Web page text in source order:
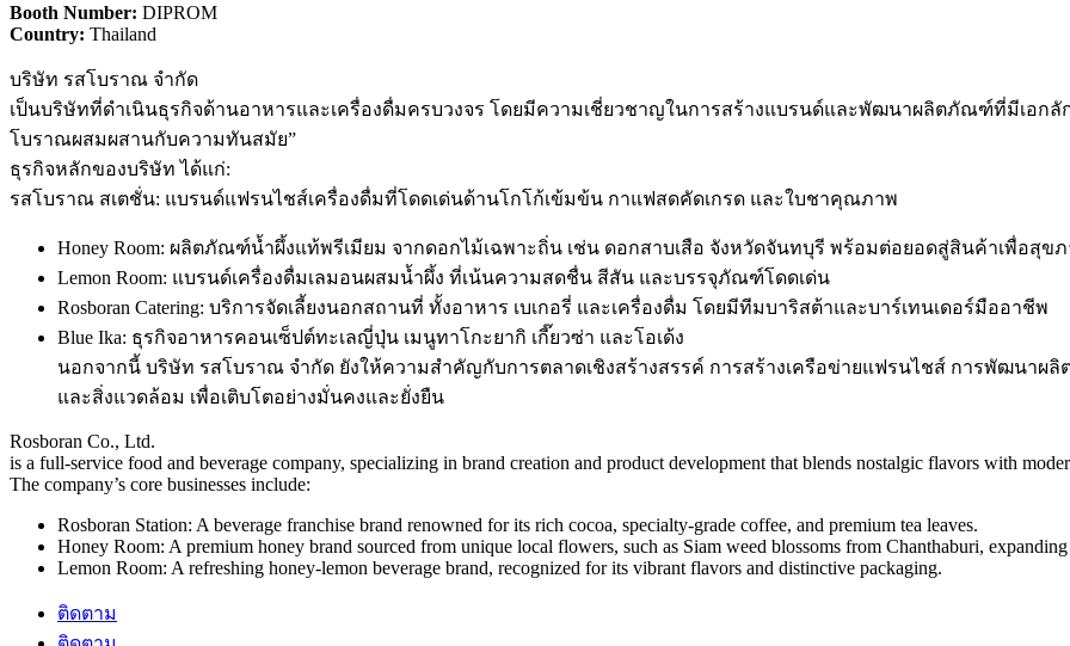
Booth Number: DIPROM
Country: Thailand
บริษัท รสโบราณ จำกัด
เป็นบริษัทที่ดำเนินธุรกิจด้านอาหารและเครื่องดื่มครบวงจร โดยมีความเชี่ยวชาญในการสร้างแบรนด์และพัฒนาผลิตภัณฑ์ที่มีเอก
โบราณผสมผสานกับความทันสมัย”
ธุรกิจหลักของบริษัท ได้แก่:
รสโบราณ สเตชั่น: แบรนด์แฟรนไชส์เครื่องดื่มที่โดดเด่นด้านโกโก้เข้มข้น กาแฟสดคัดเกรด และใบชาคุณภาพ
Honey Room: ผลิตภัณฑ์น้ำผึ้งแท้พรีเมียม จากดอกไม้เฉพาะถิ่น เช่น ดอกสาบเสือ จังหวัดจันทบุรี พร้อมต่อยอดสู่สินค้าเพื่อสุข
Lemon Room: แบรนด์เครื่องดื่มเลมอนผสมน้ำผึ้ง ที่เน้นความสดชื่น สีสัน และบรรจุภัณฑ์โดดเด่น
Rosboran Catering: บริการจัดเลี้ยงนอกสถานที่ ทั้งอาหาร เบเกอรี่ และเครื่องดื่ม โดยมีทีมบาริสต้าและบาร์เทนเดอร์มืออาชีพ
Blue Ika: ธุรกิจอาหารคอนเซ็ปต์ทะเลญี่ปุ่น เมนูทาโกะยากิ เกี๊ยวซ่า และโอเด้ง
นอกจากนี้ บริษัท รสโบราณ จำกัด ยังให้ความสำคัญกับการตลาดเชิงสร้างสรรค์ การสร้างเครือข่ายแฟรนไชส์ การพัฒนา
และสิ่งแวดล้อม เพื่อเติบโตอย่างมั่นคงและยั่งยืน
Rosboran Co., Ltd.
is a full-service food and beverage company, specializing in brand creation and product development that blends nostalgic flavors with
The company’s core businesses include:
Rosboran Station: A beverage franchise brand renowned for its rich cocoa, specialty-grade coffee, and premium tea leaves.
Honey Room: A premium honey brand sourced from unique local flowers, such as Siam weed blossoms from Chanthaburi,
Lemon Room: A refreshing honey-lemon beverage brand, recognized for its vibrant flavors and distinctive packaging.
ติดตาม